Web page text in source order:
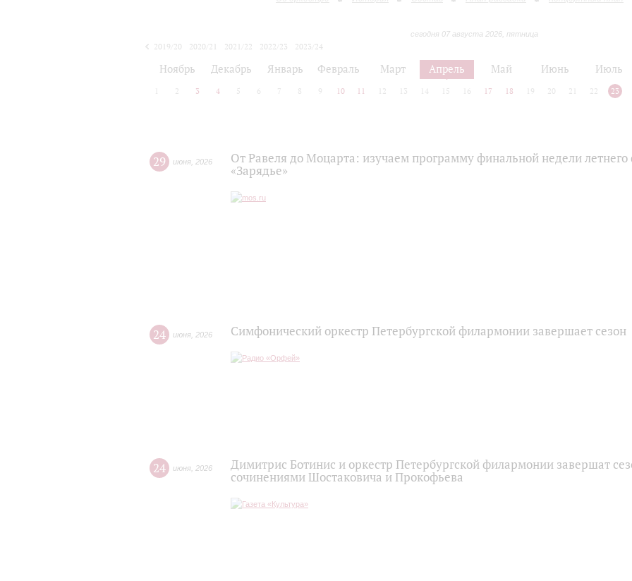
сегодня 07 августа 2026, пятница
2019/20 2020/21 2021/22 2022/23
2023/24
Ноябрь Декабрь Январь Февраль Март Апрель Май Июнь Июль
2 3 4 5 6 7 8 9 10 11 12 13 14 15 16 17 18 19 20 21 22 23
29 июня 2026
От Равеля до Моцарта: изучаем программу финальной недели летнего
«Зарядье»
24 июня 2026 Симфонический оркестр Петербургской филармонии завершает сезон
24 июня 2026
Димитрис Ботинис и оркестр Петербургской филармонии завершат
сочинениями Шостаковича и Прокофьева